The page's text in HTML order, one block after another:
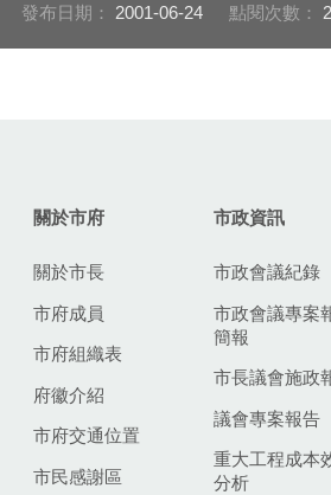
發布日期： 2001-06-24 點閱次數：
關於市府
關於市長
市府成員
市府組織表
府徽介紹
市府交通位置
市民感謝區
市政資訊
市政會議紀錄
市政會議專案
簡報
市長議會施政
議會專案報告
重大工程成本
分析